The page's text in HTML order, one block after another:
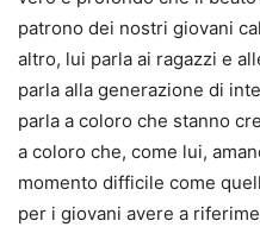
patrono dei nostri giovani
altro, lui parla ai ragazzi e
parla alla generazione di
parla a coloro che stanno
a coloro che, come lui,
momento difficile come
per i giovani avere a